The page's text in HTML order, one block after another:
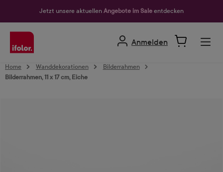
Jetzt unsere aktuellen Angebote im Sale entdecken
Anmelden
Home Wanddekorationen
Bilderrahmen
Bilderrahmen, 11 x 17 cm, Eiche